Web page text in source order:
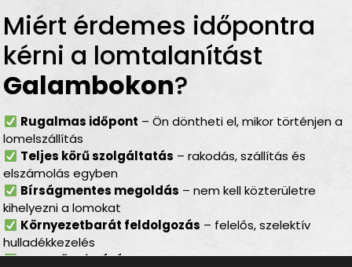
Miért érdemes időpontra
kérni a lomtalanítást
Galambokon?
Rugalmas időpont – Ön döntheti el, mikor történjen a
lomelszállítás
Teljes körű szolgáltatás – rakodás, szállítás és
elszámolás egyben
Bírságmentes megoldás – nem kell közterületre
kihelyezni a lomokat
Környezetbarát feldolgozás – felelős, szelektív
hulladékkezelés
Gyors ügyintézés– minden gördülékenyen, várakozás